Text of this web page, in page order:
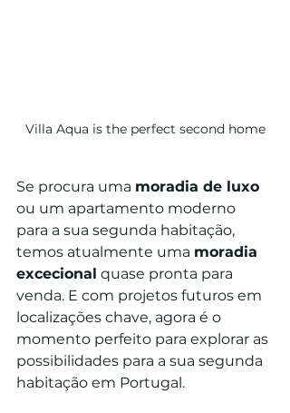
Villa Aqua is the perfect second home
Se procura uma moradia de luxo
ou um apartamento moderno
para a sua segunda habitação,
temos atualmente uma moradia
excecional quase pronta para
venda. E com projetos futuros em
localizações chave, agora é o
momento perfeito para explorar as
possibilidades para a sua segunda
habitação em Portugal.